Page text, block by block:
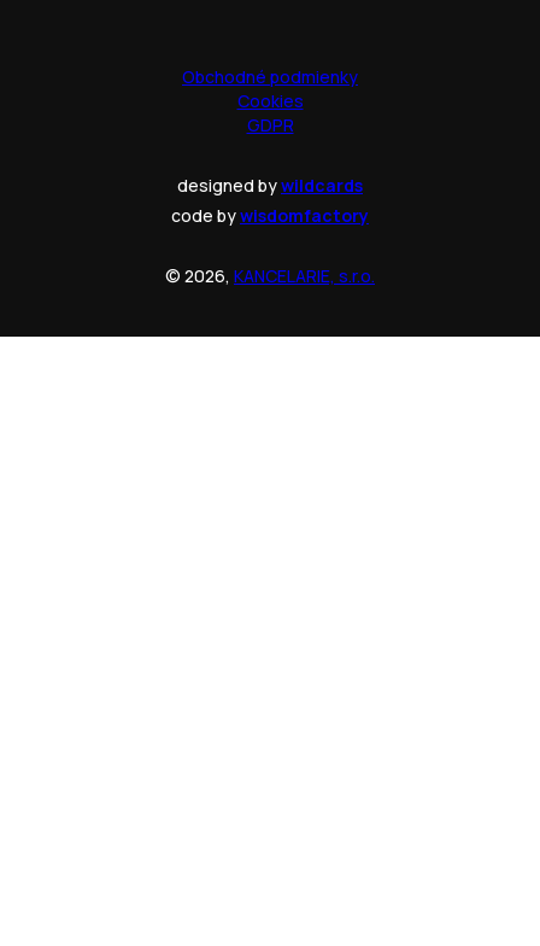
Obchodné podmienky
Cookies
GDPR
designed bywildcards
code bywisdomfactory
© 2026, KANCELARIE, s.r.o.